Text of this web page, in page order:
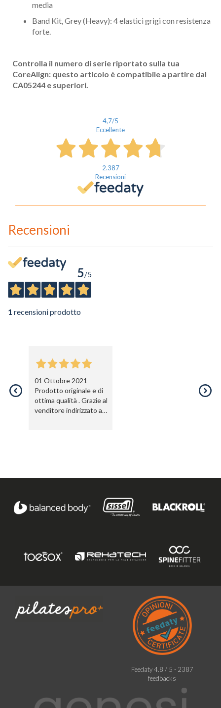
media
Band Kit, Grey (Heavy): 4 elastici grigi con resistenza
forte.
Controlla il numero di serie riportato sulla tua
CoreAlign: questo articolo è compatibile a partire dal
CA05244 e superiori.
4,7/5
Eccellente
2.387
Recensioni
Recensioni
5/5
1 recensioni prodotto
01 Ottobre 2021
Prodotto originale e di
ottima qualità . Grazie al
venditore indirizzato ad
Feedaty4.8 / 5 - 2387
feedbacks